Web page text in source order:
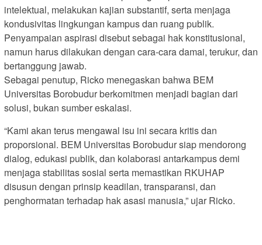
intelektual, melakukan kajian substantif, serta menjaga
kondusivitas lingkungan kampus dan ruang publik.
Penyampaian aspirasi disebut sebagai hak konstitusional,
namun harus dilakukan dengan cara-cara damai, terukur, dan
bertanggung jawab.
Sebagai penutup, Ricko menegaskan bahwa BEM
Universitas Borobudur berkomitmen menjadi bagian dari
solusi, bukan sumber eskalasi.
“Kami akan terus mengawal isu ini secara kritis dan
proporsional. BEM Universitas Borobudur siap mendorong
dialog, edukasi publik, dan kolaborasi antarkampus demi
menjaga stabilitas sosial serta memastikan RKUHAP
disusun dengan prinsip keadilan, transparansi, dan
penghormatan terhadap hak asasi manusia,” ujar Ricko.